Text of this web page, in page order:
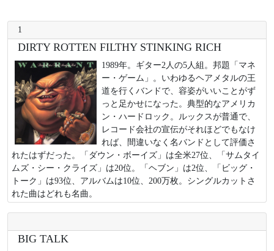
1
DIRTY ROTTEN FILTHY STINKING RICH
1989年。ギター2人の5人組。邦題「マネ
ー・ゲーム」。いわゆるヘアメタルの王
道を行くバンドで、容姿がいいことがず
っと足かせになった。典型的なアメリカ
ン・ハードロック。ルックスが普通で、
レコード会社の宣伝がそれほどでもなけ
れば、間違いなく名バンドとして評価さ
れたはずだった。「ダウン・ボーイズ」は全米27位、「サムタイ
ムズ・シー・クライズ」は20位。「ヘブン」は2位、「ビッグ・
トーク」は93位、アルバムは10位、200万枚。シングルカットさ
れた曲はどれも名曲。
BIG TALK